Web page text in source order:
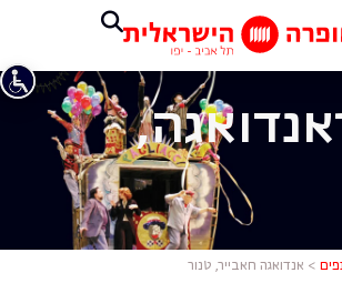
אנדואגה
אנדואגה,
> אנדואגה חאבייר, טנור